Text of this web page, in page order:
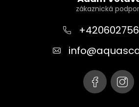
info@